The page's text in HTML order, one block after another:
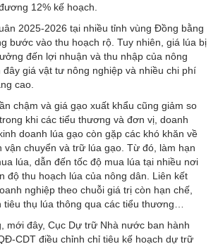
12% kế hoạch.
2025-2026 tại nhiều tỉnh vùng Đồng bằng
bước vào thu hoạch rộ. Tuy nhiên, giá lúa bị
đến lợi nhuận và thu nhập của nông
đây giá vật tư nông nghiệp và nhiều chi phí
cao.
chậm và giá gạo xuất khẩu cũng giảm so
khi các tiểu thương và đơn vị, doanh
doanh lúa gạo còn gặp các khó khăn về
vận chuyển và trữ lúa gạo. Từ đó, làm hạn
lúa, dẫn đến tốc độ mua lúa tại nhiều nơi
độ thu hoạch lúa của nông dân. Liên kết
nghiệp theo chuỗi giá trị còn hạn chế,
tiêu thụ lúa thông qua các tiểu thương…
mới đây, Cục Dự trữ Nhà nước ban hành
CDT điều chỉnh chỉ tiêu kế hoạch dự trữ